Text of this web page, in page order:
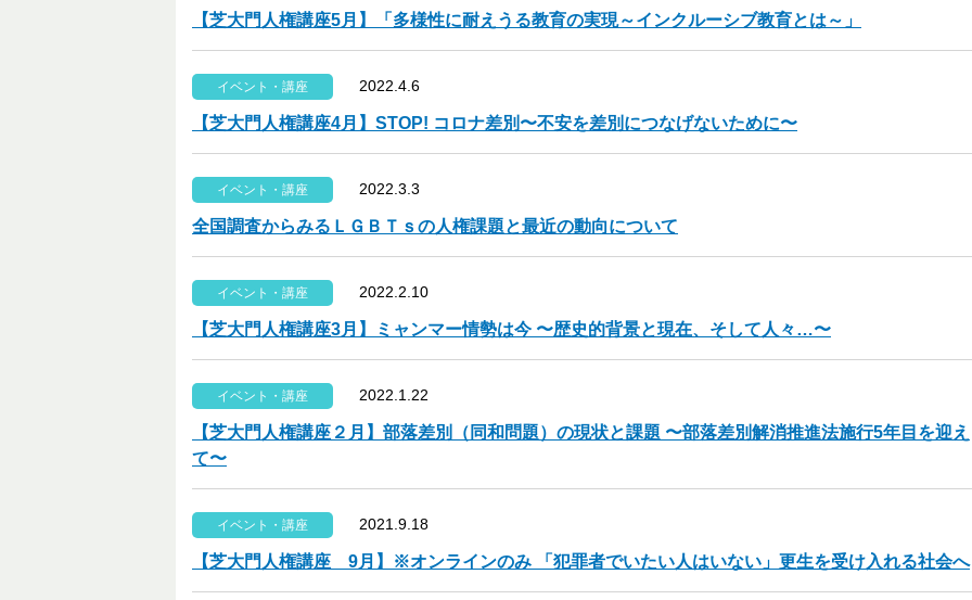
【芝大門人権講座5月】「多様性に耐えうる教育の実現～インクルーシブ教育とは～」
イベント・講座 2022.4.6
【芝大門人権講座4月】STOP! コロナ差別〜不安を差別につなげないために〜
イベント・講座 2022.3.3
全国調査からみるＬＧＢＴｓの人権課題と最近の動向について
イベント・講座 2022.2.10
【芝大門人権講座3月】ミャンマー情勢は今 〜歴史的背景と現在、そして人々…〜
イベント・講座 2022.1.22
【芝大門人権講座２月】部落差別（同和問題）の現状と課題 〜部落差別解消推進法施行5年目を迎え
て〜
イベント・講座 2021.9.18
【芝大門人権講座 9月】※オンラインのみ 「犯罪者でいたい人はいない」更生を受け入れる社会へ